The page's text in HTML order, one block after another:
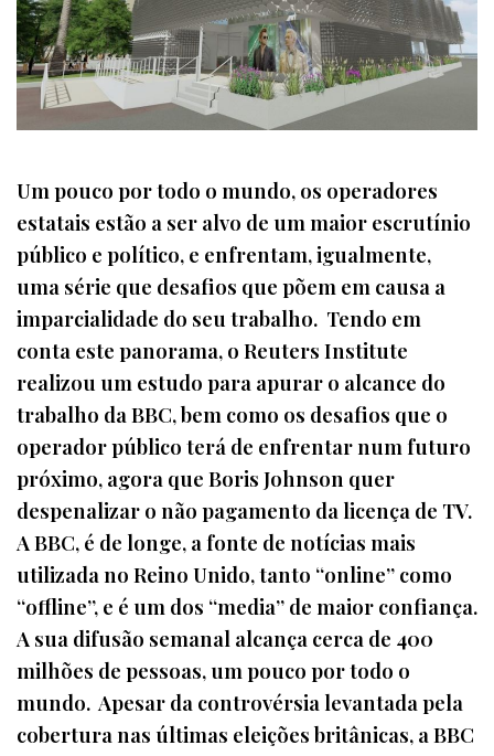
Um pouco por todo o mundo, os operadores
estatais estão a ser alvo de um maior escrutínio
público e político, e enfrentam, igualmente,
uma série que desafios que põem em causa a
imparcialidade do seu trabalho. Tendo em
conta este panorama, o Reuters Institute
realizou um estudo para apurar o alcance do
trabalho da BBC, bem como os desafios que o
operador público terá de enfrentar num futuro
próximo, agora que Boris Johnson quer
despenalizar o não pagamento da licença de TV.
A BBC, é de longe, a fonte de notícias mais
utilizada no Reino Unido, tanto “online” como
“offline”, e é um dos “media” de maior confiança.
A sua difusão semanal alcança cerca de 400
milhões de pessoas, um pouco por todo o
mundo. Apesar da controvérsia levantada pela
cobertura nas últimas eleições britânicas, a BBC